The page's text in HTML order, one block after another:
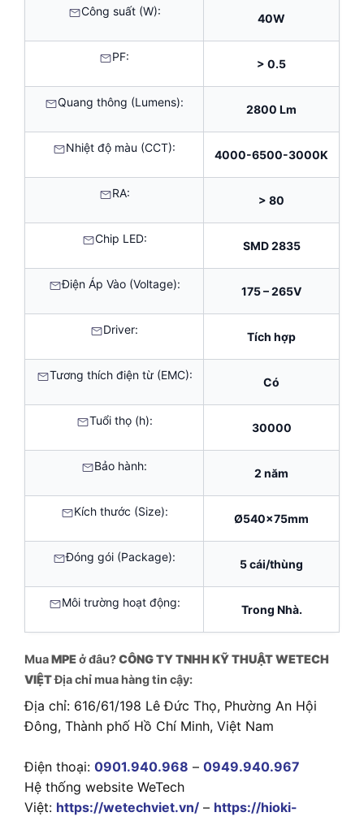
Công suất (W):
40W
PF:
> 0.5
Quang thông (Lumens):
2800 Lm
Nhiệt độ màu (CCT):
4000-6500-3000K
RA:
> 80
Chip LED:
SMD 2835
Điện Áp Vào (Voltage):
175 – 265V
Driver:
Tích hợp
Tương thích điện từ (EMC):
Có
Tuổi thọ (h):
30000
Bảo hành:
2 năm
Kích thước (Size):
Ø540x75mm
Đóng gói (Package):
5 cái/thùng
Môi trường hoạt động:
Trong Nhà.
MuaMPEở đâu?CÔNG TY TNHH KỸ THUẬT WETECH
VIỆTĐịa chỉ mua hàng tin cậy:
Địa chỉ: 616/61/198 Lê Đức Thọ, Phường An Hội
Đông, Thành phố Hồ Chí Minh, Việt Nam
Điện thoại: 0901.940.968 – 0949.940.967
Hệ thống website WeTech
Việt: https://wetechviet.vn/ – https://hioki-